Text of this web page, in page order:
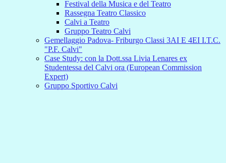
Festival della Musica e del Teatro
Rassegna Teatro Classico
Calvi a Teatro
Gruppo Teatro Calvi
Gemellaggio Padova- Friburgo Classi 3AI E 4EI I.T.C.
"P.F. Calvi"
Case Study: con la Dott.ssa Livia Lenares ex
Studentessa del Calvi ora (European Commission
Expert)
Gruppo Sportivo Calvi